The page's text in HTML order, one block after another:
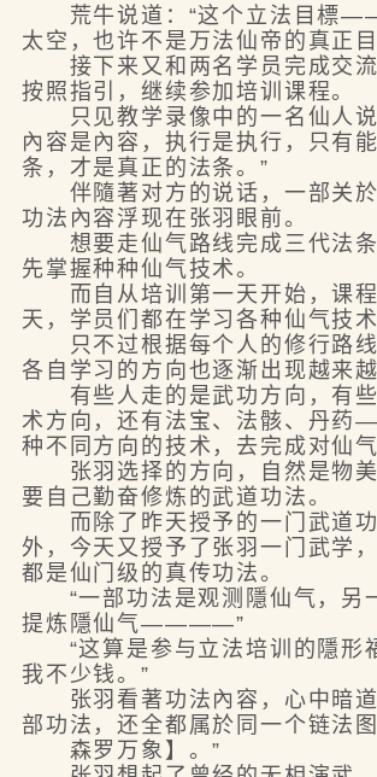
荒牛说道：“这个立法目標
太空，也许不是万法仙帝的真正
接下来又和两名学员完成交流
按照指引，继续参加培训课程。
只见教学录像中的一名仙人说
內容是內容，执行是执行，只有
条，才是真正的法条。”
伴隨著对方的说话，一部关於
功法內容浮现在张羽眼前。
想要走仙气路线完成三代法条
先掌握种种仙气技术。
而自从培训第一天开始，课程
天，学员们都在学习各种仙气技术
只不过根据每个人的修行路线
各自学习的方向也逐渐出现越来越
有些人走的是武功方向，有些
术方向，还有法宝、法骸、丹
种不同方向的技术，去完成对仙气
张羽选择的方向，自然是物美
要自己勤奋修炼的武道功法。
而除了昨天授予的一门武道功
外，今天又授予了张羽一门武学
都是仙门级的真传功法。
“一部功法是观测隱仙气，另
提炼隱仙气————”
“这算是参与立法培训的隱形
我不少钱。”
张羽看著功法內容，心中暗道
部功法，还全都属於同一个链
森罗万象】。”